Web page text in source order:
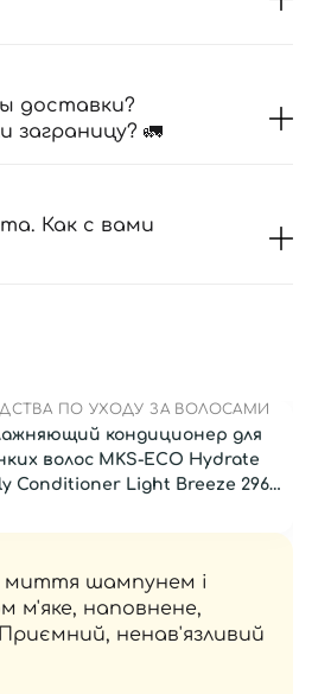
доставки?
заграницу? 🚛
Как с вами
ПО УХОДУ ЗА ВОЛОСАМИ
кондиционер для
волос MKS-ECO Hydrate
Conditioner Light Breeze 296
миття шампунем і
м'яке, наповнене,
ненав'язливий